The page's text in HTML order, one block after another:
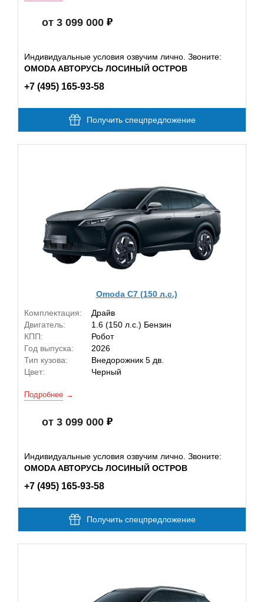
от 3 099 000
Индивидуальные условия озвучим лично. Звоните:
OMODA АВТОРУСЬ ЛОСИНЫЙ ОСТРОВ
+7 (495) 165-93-58
Получить спецпредложение
Omoda C7 (150 л.с.)
Комплектация:
Драйв
Двигатель:
1.6 (150 л.с.) Бензин
КПП:
Робот
Год выпуска:
2026
Тип кузова:
Внедорожник 5 дв.
Цвет:
Черный
Подробнее
от 3 099 000
Индивидуальные условия озвучим лично. Звоните:
OMODA АВТОРУСЬ ЛОСИНЫЙ ОСТРОВ
+7 (495) 165-93-58
Получить спецпредложение